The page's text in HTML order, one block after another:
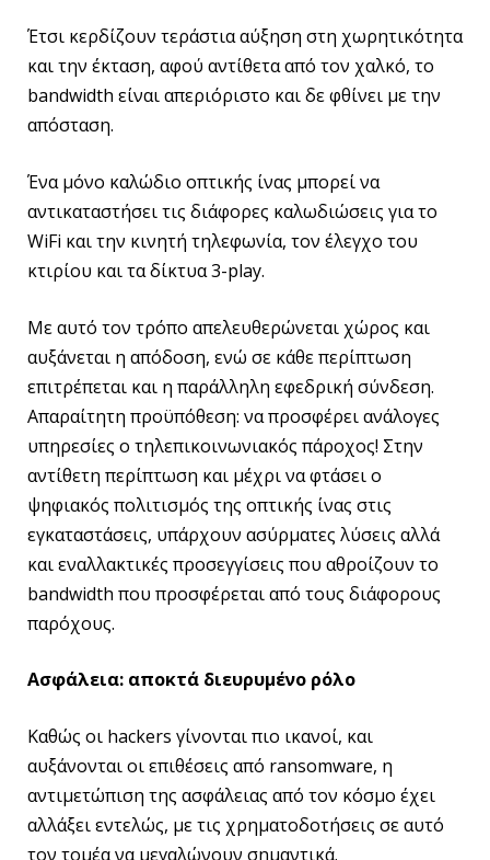
Έτσι κερδίζουν τεράστια αύξηση στη χωρητικότητα
και την έκταση, αφού αντίθετα από τον χαλκό, το
bandwidth είναι απεριόριστο και δε φθίνει με την
απόσταση.
Ένα μόνο καλώδιο οπτικής ίνας μπορεί να
αντικαταστήσει τις διάφορες καλωδιώσεις για το
WiFi και την κινητή τηλεφωνία, τον έλεγχο του
κτιρίου και τα δίκτυα 3-play.
Με αυτό τον τρόπο απελευθερώνεται χώρος και
αυξάνεται η απόδοση, ενώ σε κάθε περίπτωση
επιτρέπεται και η παράλληλη εφεδρική σύνδεση.
Απαραίτητη προϋπόθεση: να προσφέρει ανάλογες
υπηρεσίες ο τηλεπικοινωνιακός πάροχος! Στην
αντίθετη περίπτωση και μέχρι να φτάσει ο
ψηφιακός πολιτισμός της οπτικής ίνας στις
εγκαταστάσεις, υπάρχουν ασύρματες λύσεις αλλά
και εναλλακτικές προσεγγίσεις που αθροίζουν το
bandwidth που προσφέρεται από τους διάφορους
παρόχους.
Ασφάλεια: αποκτά διευρυμένο ρόλο
Καθώς οι hackers γίνονται πιο ικανοί, και
αυξάνονται οι επιθέσεις από ransomware, η
αντιμετώπιση της ασφάλειας από τον κόσμο έχει
αλλάξει εντελώς, με τις χρηματοδοτήσεις σε αυτό
τον τομέα να μεγαλώνουν σημαντικά.